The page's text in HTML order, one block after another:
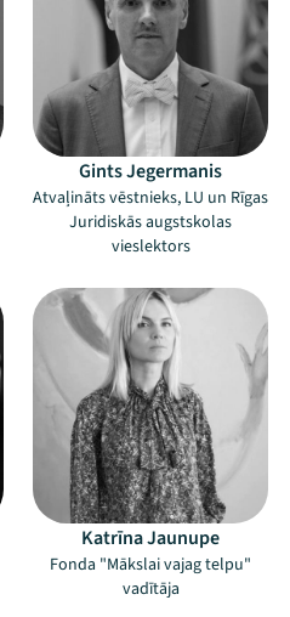
Gints Jegermanis
Atvaļināts vēstnieks, LU un Rīgas
Juridiskās augstskolas
vieslektors
Katrīna Jaunupe
Fonda "Mākslai vajag telpu"
vadītāja